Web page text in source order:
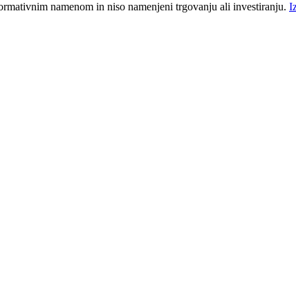
namenom in niso namenjeni trgovanju ali investiranju.